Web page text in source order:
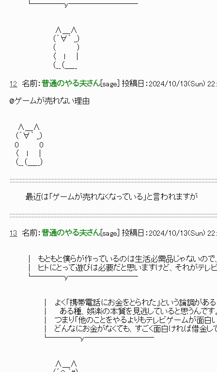
└────y─────────
∧＿∧
（´∀｀ ,,）
（ ）
〈 ｌ ｜
（__（＿__
12 名前： 普通のやる夫さん sage ] 投稿日： 2024/10/13(Sun)
@ゲームが売れない理由
∧＿∧
（´∀｀ ,,）
0 0
〈 ｌ ｜
（__（＿__）
最近は「ゲームが売れなくなっている」と言われますが
13 名前： 普通のやる夫さん sage ] 投稿日： 2024/10/13(Sun)
│ もともと僕らが作っているのは生活必需品じゃないので、
│ ヒトにとって遊びは必要だと思いますけど、それがテレ
└────y─────────
│ よく「携帯電話にお金をとられた」という論調がある
│ ある種、娯楽の本質を見逃していると思うんです
│ つまり「他のことをやるよりもテレビゲームが面白い」
│ どんなにお金がなくても、すごく面白ければ借金してで
└────y─────────
∧＿∧